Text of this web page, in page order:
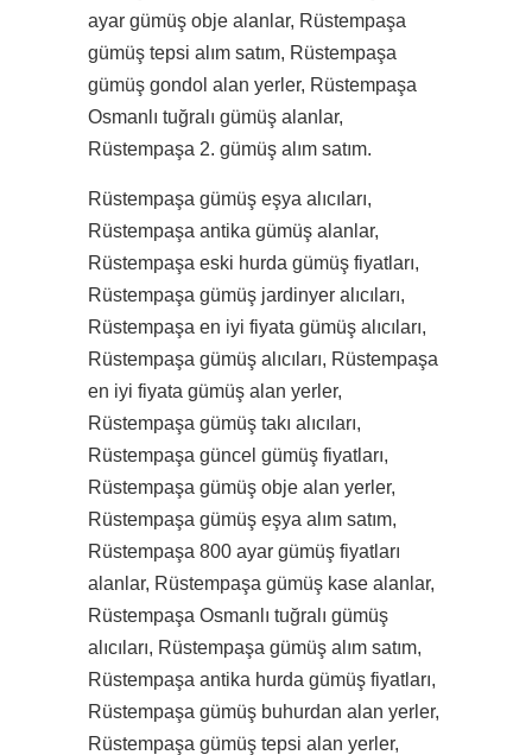
ayar gümüş obje alanlar, Rüstempaşa
gümüş tepsi alım satım, Rüstempaşa
gümüş gondol alan yerler, Rüstempaşa
Osmanlı tuğralı gümüş alanlar,
Rüstempaşa 2. gümüş alım satım.
Rüstempaşa gümüş eşya alıcıları,
Rüstempaşa antika gümüş alanlar,
Rüstempaşa eski hurda gümüş fiyatları,
Rüstempaşa gümüş jardinyer alıcıları,
Rüstempaşa en iyi fiyata gümüş alıcıları,
Rüstempaşa gümüş alıcıları, Rüstempaşa
en iyi fiyata gümüş alan yerler,
Rüstempaşa gümüş takı alıcıları,
Rüstempaşa güncel gümüş fiyatları,
Rüstempaşa gümüş obje alan yerler,
Rüstempaşa gümüş eşya alım satım,
Rüstempaşa 800 ayar gümüş fiyatları
alanlar, Rüstempaşa gümüş kase alanlar,
Rüstempaşa Osmanlı tuğralı gümüş
alıcıları, Rüstempaşa gümüş alım satım,
Rüstempaşa antika hurda gümüş fiyatları,
Rüstempaşa gümüş buhurdan alan yerler,
Rüstempaşa gümüş tepsi alan yerler,